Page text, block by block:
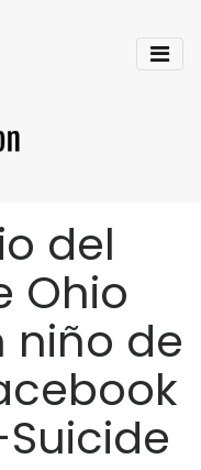
del
Ohio
niño de